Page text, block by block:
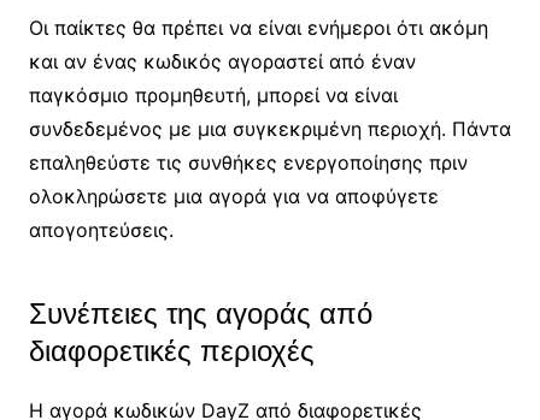
Οι παίκτες θα πρέπει να είναι ενήμεροι ότι ακόμη
και αν ένας κωδικός αγοραστεί από έναν
παγκόσμιο προμηθευτή, μπορεί να είναι
συνδεδεμένος με μια συγκεκριμένη περιοχή. Πάντα
επαληθεύστε τις συνθήκες ενεργοποίησης πριν
ολοκληρώσετε μια αγορά για να αποφύγετε
απογοητεύσεις.
Συνέπειες της αγοράς από
διαφορετικές περιοχές
Η αγορά κωδικών DayZ από διαφορετικές